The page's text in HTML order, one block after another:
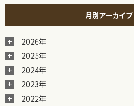
月別アーカイブ
2026年
2025年
2024年
2023年
2022年